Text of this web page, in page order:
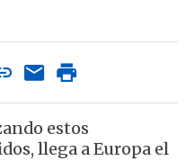
estos
llega a Europa el